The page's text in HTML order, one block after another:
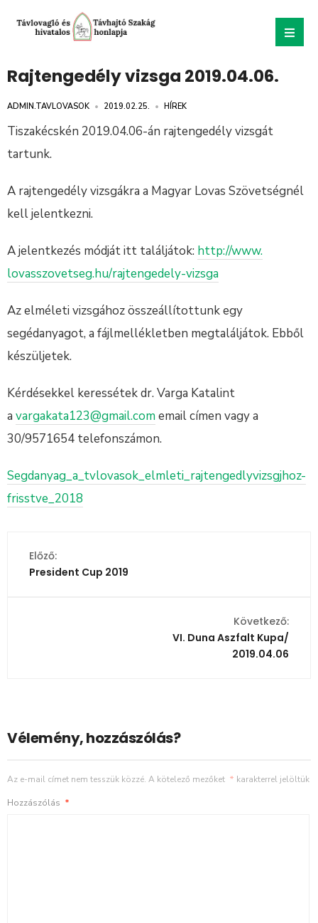
Rajtengedély vizsga 2019.04.06.
ADMIN.TAVLOVASOK • 2019.02.25. • HÍREK
Tiszakécskén 2019.04.06-án rajtengedély vizsgát
tartunk.
A rajtengedély vizsgákra a Magyar Lovas Szövetségnél
kell jelentkezni.
A jelentkezés módját itt találjátok: http://www.
lovasszovetseg.hu/rajtengedely-vizsga
Az elméleti vizsgához összeállítottunk egy
segédanyagot, a fájlmellékletben megtaláljátok. Ebből
készüljetek.
Kérdésekkel keressétek dr. Varga Katalint
a vargakata123@gmail.comemail címen vagy a
30/9571654 telefonszámon.
Segdanyag_a_tvlovasok_elmleti_rajtengedlyvizsgjhoz-
frisstve_2018
Előző:
President Cup 2019
Következő:
VI. Duna Aszfalt Kupa/
2019.04.06
Vélemény, hozzászólás?
Az e-mail címet nem tesszük közzé. A kötelező mezőket * karakterrel jelöltük
Hozzászólás *